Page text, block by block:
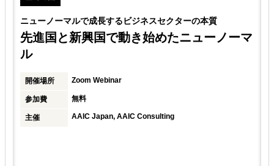
ニューノーマルで成長するビジネスセクターの本質
先進国と新興国で動き始めたニューノーマ
ル
開催場所 Zoom Webinar
参加費 無料
主催 AAIC Japan, AAIC Consulting